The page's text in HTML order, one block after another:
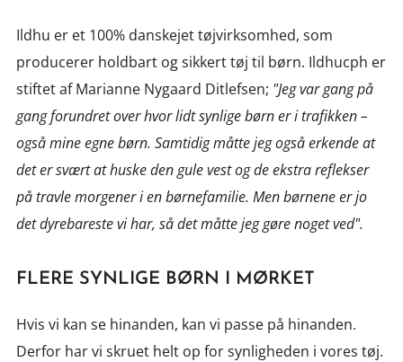
Ildhu er et 100% danskejet tøjvirksomhed, som
producerer holdbart og sikkert tøj til børn. Ildhucph er
stiftet af Marianne Nygaard Ditlefsen; "Jeg var gang på
gang forundret over hvor lidt synlige børn er i trafikken –
også mine egne børn. Samtidig måtte jeg også erkende at
det er svært at huske den gule vest og de ekstra reflekser
på travle morgener i en børnefamilie. Men børnene er jo
det dyrebareste vi har, så det måtte jeg gøre noget ved".
FLERE SYNLIGE BØRN I MØRKET
Hvis vi kan se hinanden, kan vi passe på hinanden.
Derfor har vi skruet helt op for synligheden i vores tøj.